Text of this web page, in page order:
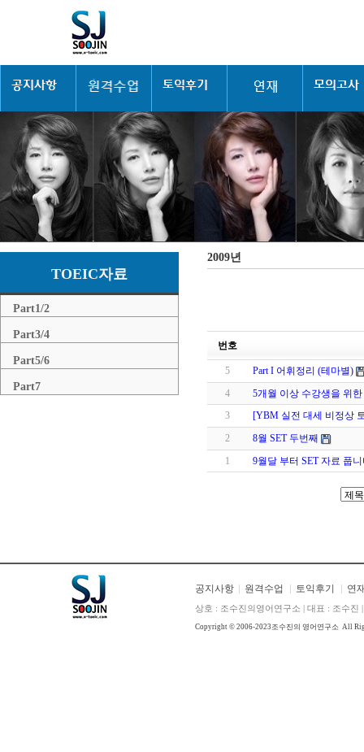
TOEIC자료
Part1/2
Part3/4
Part5/6
Part7
2009년
번호
5
Part I 어휘정리 (테마별)
4
5개월 이상 수강생을 위한
3
[YBM 실전 대세 비정상
2
8월 SET 두번째
1
9월달 부터 SET 자료 풉
공지사항 원격수업 토익후기 연
상호 : 조수진의영어연구소 | 대표 : 조수진
Copyright © 2006-2023 조수진의 영어연구소 All